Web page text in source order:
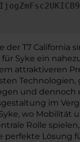
der T7 California
für Syke ein
attraktiveren
Technologien,
und dennoch
im
wo Mobilität
Rolle
perfekte Lösung